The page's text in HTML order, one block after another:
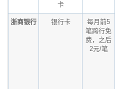
卡
浙商银行 银行卡
每月前5
笔跨行免
费，之后
2元/笔